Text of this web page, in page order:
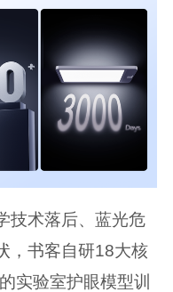
技术落后、蓝光危
，书客自研18大核
实验室护眼模型训